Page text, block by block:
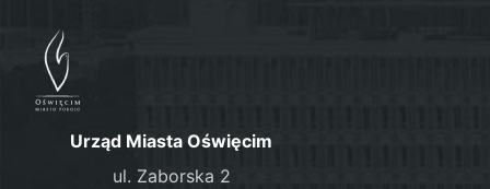
Urząd Miasta Oświęcim
ul. Zaborska 2